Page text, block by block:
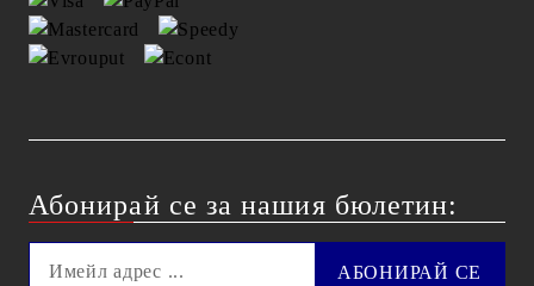
Абонирай се за нашия бюлетин: